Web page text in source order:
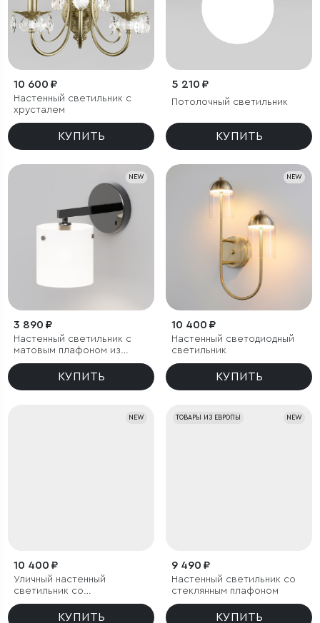
10 600 ₽
Настенный светильник с
хрусталем
КУПИТЬ
5 210 ₽
Потолочный светильник
КУПИТЬ
NEW
3 890 ₽
Настенный светильник с
матовым плафоном из
стекла
КУПИТЬ
NEW
10 400 ₽
Настенный светодиодный
светильник
КУПИТЬ
NEW
10 400 ₽
Уличный настенный
светильник со
светодиодами 1534
TECHNO LED 3000K чёрный
КУПИТЬ
NEW
ТОВАРЫ ИЗ ЕВРОПЫ
9 490 ₽
Настенный светильник со
стеклянным плафоном
КУПИТЬ